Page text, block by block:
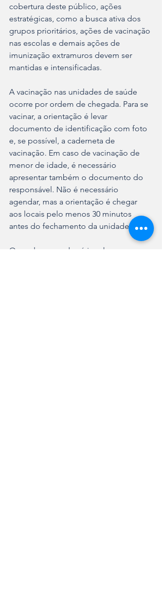
cobertura deste público, ações
estratégicas, como a busca ativa dos
grupos prioritários, ações de vacinação
nas escolas e demais ações de
imunização extramuros devem ser
mantidas e intensificadas.
A vacinação nas unidades de saúde
ocorre por ordem de chegada. Para se
vacinar, a orientação é levar
documento de identificação com foto
e, se possível, a caderneta de
vacinação. Em caso de vacinação de
menor de idade, é necessário
apresentar também o documento do
responsável. Não é necessário
agendar, mas a orientação é chegar
aos locais pelo menos 30 minutos
antes do fechamento da unidade.
Os endereços e horários de